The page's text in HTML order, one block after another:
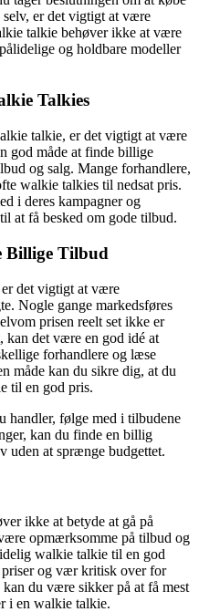
er det vigtigt at være
talkie behøver ikke at være
og holdbare modeller
Talkies
talkie, er det vigtigt at være
god måde at finde billige
og salg. Mange forhandlere,
walkie talkies til nedsat pris.
i deres kampagner og
at få besked om gode tilbud.
Billige Tilbud
det vigtigt at være
Nogle gange markedsføres
prisen reelt set ikke er
kan det være en god idé at
forhandlere og læse
måde kan du sikre dig, at du
til en god pris.
handler, følge med i tilbudene
kan du finde en billig
uden at sprænge budgettet.
ikke at betyde at gå på
opmærksomme på tilbud og
walkie talkie til en god
priser og vær kritisk over for
du være sikker på at få mest
i en walkie talkie.